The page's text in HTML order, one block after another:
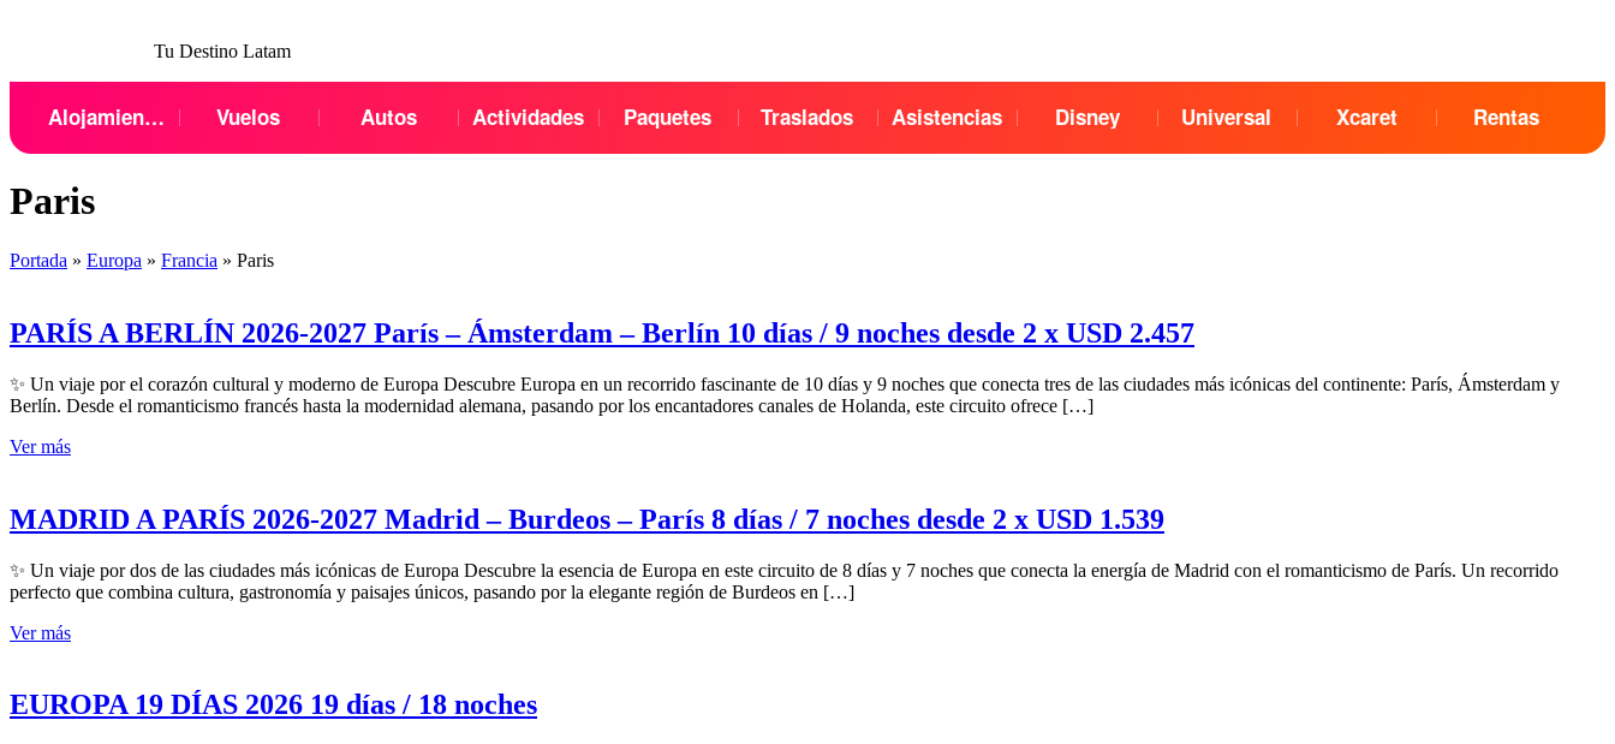
Tu Destino Latam
Alojamientos Vuelos Autos Actividades Paquetes Traslados Asistencias Disney Universal Xcaret Rentas
Paris
Portada » Europa » Francia » Paris
PARÍS A BERLÍN 2026-2027 París – Ámsterdam – Berlín 10 días / 9 noches desde 2 x USD 2.457
✨ Un viaje por el corazón cultural y moderno de Europa Descubre Europa en un recorrido fascinante de 10 días y 9 noches que conecta tres de las ciudades más icónicas del continente: París, Ámsterdam y
Berlín. Desde el romanticismo francés hasta la modernidad alemana, pasando por los encantadores canales de Holanda, este circuito ofrece […]
Ver más
MADRID A PARÍS 2026-2027 Madrid – Burdeos – París 8 días / 7 noches desde 2 x USD 1.539
✨ Un viaje por dos de las ciudades más icónicas de Europa Descubre la esencia de Europa en este circuito de 8 días y 7 noches que conecta la energía de Madrid con el romanticismo de París. Un recorrido
perfecto que combina cultura, gastronomía y paisajes únicos, pasando por la elegante región de Burdeos en […]
Ver más
EUROPA 19 DÍAS 2026 19 días / 18 noches